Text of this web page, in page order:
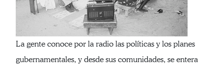
La gente conoce por la radio las políticas y los planes
gubernamentales, y desde sus comunidades, se entera